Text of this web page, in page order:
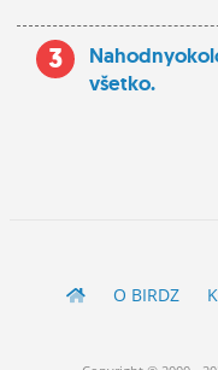
3
všetko.
O BIRDZ